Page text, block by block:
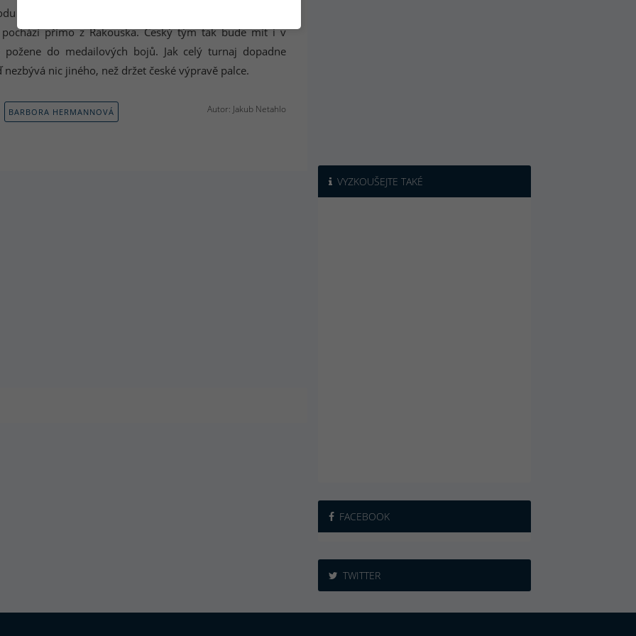
by mohlo také přinést skoro rodinné prostředí, jelikož
přímo z Rakouska. Český tým tak bude mít i v
do medailových bojů. Jak celý turnaj dopadne
nic jiného, než držet české výpravě palce.
Autor: Jakub Netahlo
BARBORA HERMANNOVÁ
VYZKOUŠEJTE TAKÉ
FACEBOOK
TWITTER